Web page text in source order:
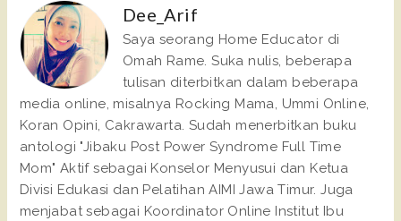
Dee_Arif
Saya seorang Home Educator di
Omah Rame. Suka nulis, beberapa
tulisan diterbitkan dalam beberapa
media online, misalnya Rocking Mama, Ummi Online,
Koran Opini, Cakrawarta. Sudah menerbitkan buku
antologi "Jibaku Post Power Syndrome Full Time
Mom" Aktif sebagai Konselor Menyusui dan Ketua
Divisi Edukasi dan Pelatihan AIMI Jawa Timur. Juga
menjabat sebagai Koordinator Online Institut Ibu